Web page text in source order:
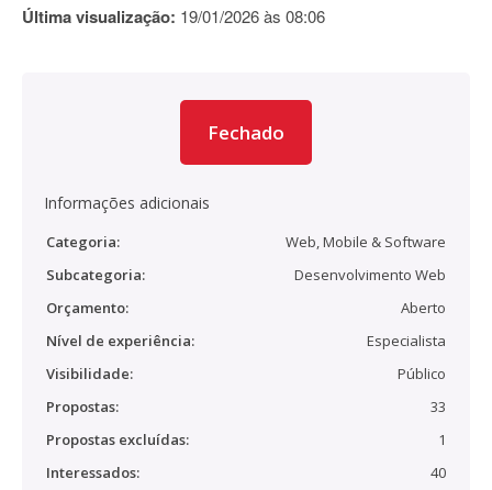
Última visualização: 19/01/2026 às 08:06
Fechado
Informações adicionais
Categoria:
Web, Mobile & Software
Subcategoria:
Desenvolvimento Web
Orçamento:
Aberto
Nível de experiência:
Especialista
Visibilidade:
Público
Propostas:
33
Propostas excluídas:
1
Interessados:
40